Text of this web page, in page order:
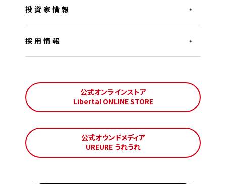
投資家情報
採用情報
公式オンラインストア
Liberta! ONLINE STORE
公式オウンドメディア
UREURE うれうれ